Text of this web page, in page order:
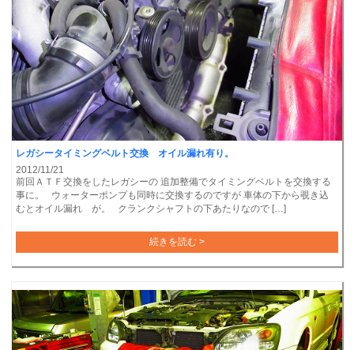
レガシータイミングベルト交換 オイル漏れ有り。
2012/11/21
前回ＡＴＦ交換をしたレガシーの 追加整備でタイミングベルトを交換する
事に。 ウォーターポンプも同時に交換するのですが 車体の下から覗き込
むとオイル漏れ が。 クランクシャフトの下あたりなので […]
続きを読む >